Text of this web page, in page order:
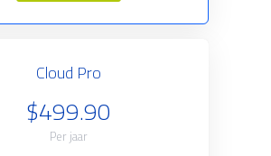
Cloud Pro
$499.90
Per jaar